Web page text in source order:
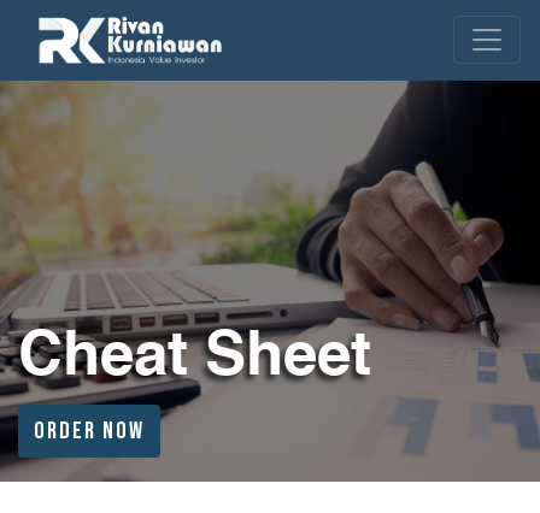
Cheat Sheet
ORDER NOW